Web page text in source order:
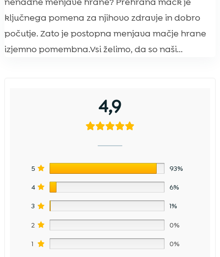
ključnega pomena za njihovo zdravje in dobro
počutje. Zato je postopna menjava mačje hrane
izjemno pomembna.Vsi želimo, da so naši...
4,9
5 93%
4 6%
3 1%
2 0%
1 0%